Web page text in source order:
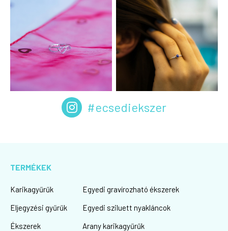
#ecsediekszer
TERMÉKEK
Karikagyűrűk
Eljegyzési gyűrűk
Ékszerek
Egyedi gravírozható ékszerek
Egyedi sziluett nyakláncok
Arany karikagyűrűk